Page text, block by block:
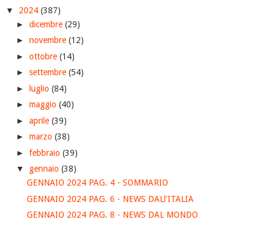
▼ 2024 (387)
► dicembre (29)
► novembre (12)
► ottobre (14)
► settembre (54)
► luglio (84)
► maggio (40)
► aprile (39)
► marzo (38)
► febbraio (39)
▼ gennaio (38)
GENNAIO 2024 PAG. 4 - SOMMARIO
GENNAIO 2024 PAG. 6 - NEWS DALl'ITALIA
GENNAIO 2024 PAG. 8 - NEWS DAL MONDO